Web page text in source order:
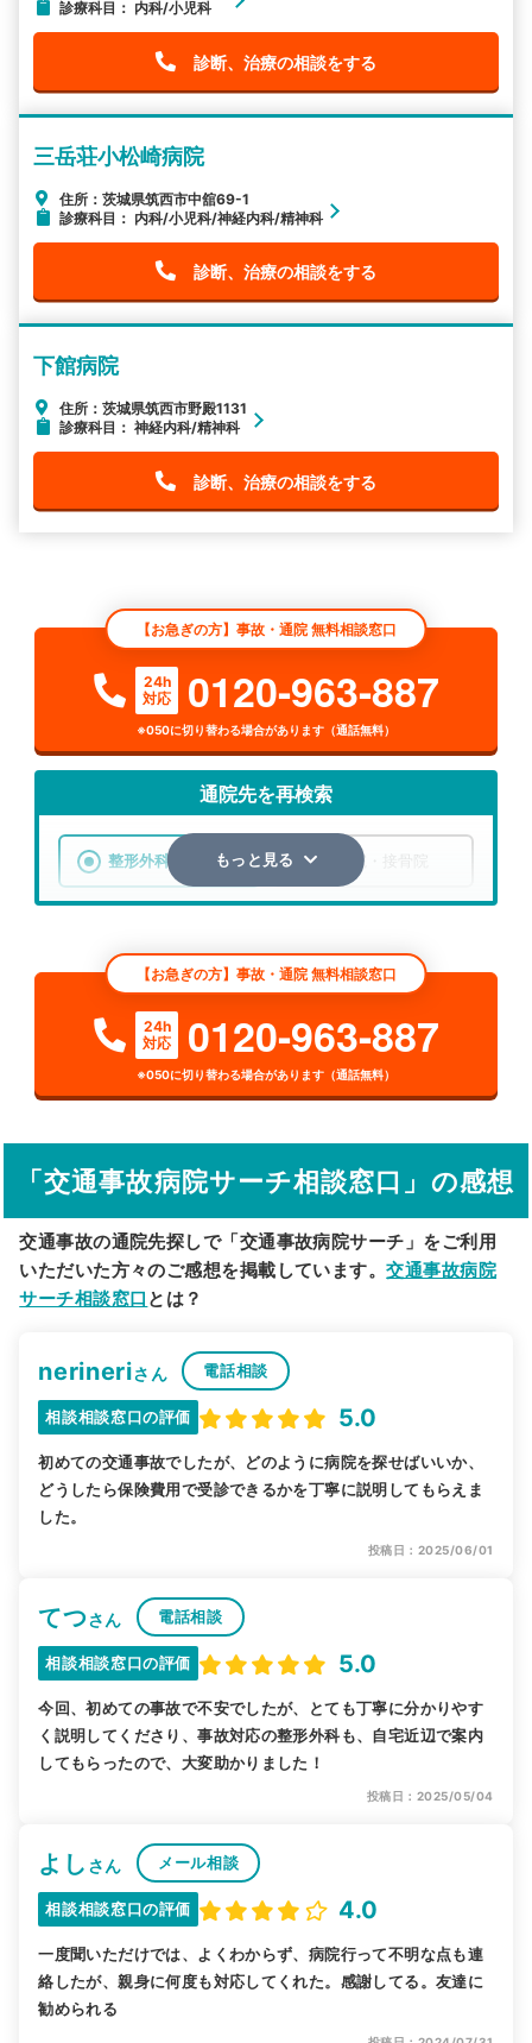
診療科目： 内科/小児科
診断、治療の相談をする
三岳荘小松崎病院
住所：茨城県筑西市中舘69-1
診療科目： 内科/小児科/神経内科/精神科
診断、治療の相談をする
下館病院
住所：茨城県筑西市野殿1131
診療科目： 神経内科/精神科
診断、治療の相談をする
【お急ぎの方】事故・通院 無料相談窓口
24h
対応
0120-963-887
※050に切り替わる場合があります（通話無料）
通院先を再検索
整形外科 整骨院・接骨院
検索する
詳細条件で絞り込む
その他の検索方法
駅から探す 院名から探す
もっと見る
【お急ぎの方】事故・通院 無料相談窓口
24h
対応
0120-963-887
※050に切り替わる場合があります（通話無料）
「交通事故病院サーチ相談窓口」の感想
交通事故の通院先探しで「交通事故病院サーチ」をご利用
いただいた方々のご感想を掲載しています。交通事故病院
サーチ相談窓口 とは？
nerineriさん 電話相談
相談相談窓口の評価 5.0
初めての交通事故でしたが、どのように病院を探せばいいか、
どうしたら保険費用で受診できるかを丁寧に説明してもらえま
した。
投稿日：2025/06/01
てつさん 電話相談
相談相談窓口の評価 5.0
今回、初めての事故で不安でしたが、とても丁寧に分かりやす
く説明してくださり、事故対応の整形外科も、自宅近辺で案内
してもらったので、大変助かりました！
投稿日：2025/05/04
よし さん メール相談
相談相談窓口の評価 4.0
一度聞いただけでは、よくわからず、病院行って不明な点も連
絡したが、親身に何度も対応してくれた。感謝してる。友達に
勧められる